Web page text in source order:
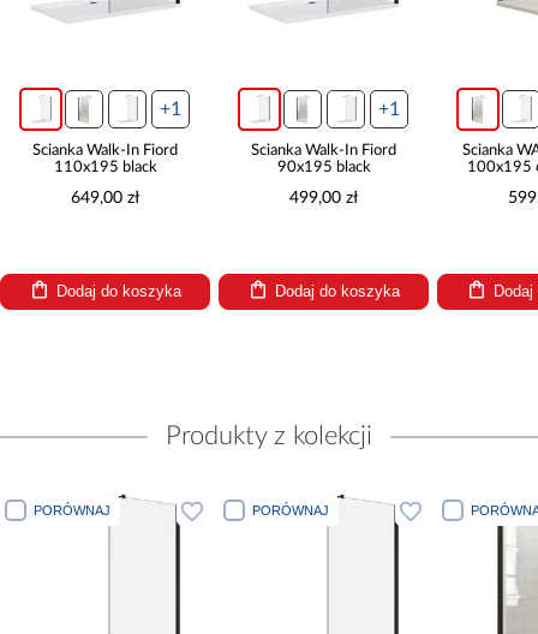
+1
Ścianka Walk-In Fiord
110x195 black
649,00 zł
Dodaj do koszyka
+1
Ścianka Walk-In Fiord
90x195 black
499,00 zł
Dodaj do koszyka
Ścianka
100x195
Produkty z kolekcji
PORÓWNAJ PORÓWNAJ